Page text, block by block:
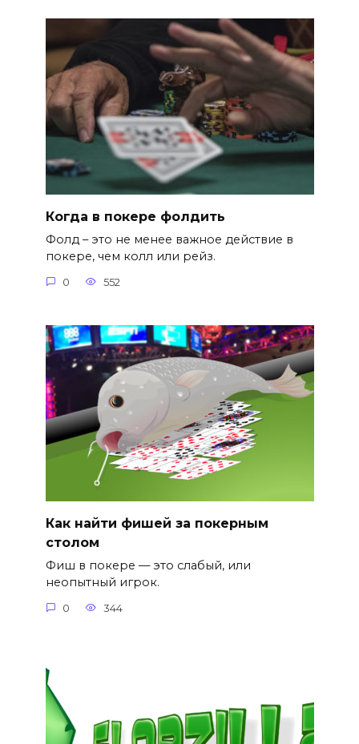
Когда в покере фолдить
Фолд – это не менее важное действие в
покере, чем колл или рейз.
0 552
Как найти фишей за покерным
столом
Фиш в покере — это слабый, или
неопытный игрок.
0 344